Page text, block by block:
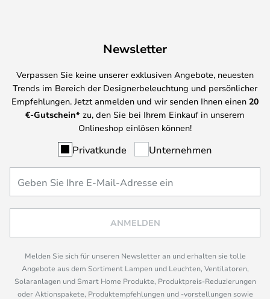
Newsletter
Verpassen Sie keine unserer exklusiven Angebote, neuesten
Trends im Bereich der Designerbeleuchtung und persönlicher
Empfehlungen. Jetzt anmelden und wir senden Ihnen einen 20
€-Gutschein* zu, den Sie bei Ihrem Einkauf in unserem
Onlineshop einlösen können!
Privatkunde Unternehmen
ANMELDEN
Melden Sie sich für unseren Newsletter an und erhalten sie tolle
Angebote aus dem Sortiment Lampen und Leuchten, Ventilatoren,
Solaranlagen und Smart Home Produkte, Produktpreis-Reduzierungen
oder Aktionspakete, Produktempfehlungen und -vorstellungen sowie